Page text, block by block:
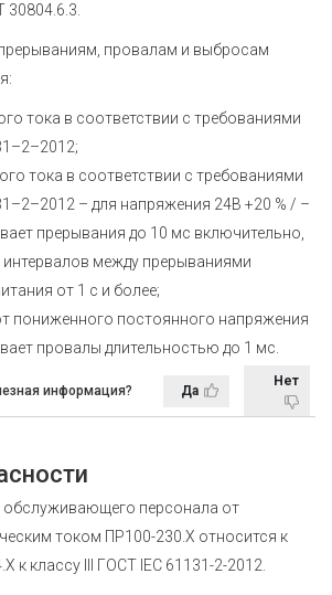
30804.6.3.
провалам и выбросам
тока в соответствии с требованиями
тока в соответствии с требованиями
– для напряжения 24В +20 % / –
прерывания до 10 мс включительно,
интервалов между прерываниями
от 1 с и более;
пониженного постоянного напряжения
провалы длительностью до 1 мс.
информация? Да
Нет
персонала от
током ПР100-230.Х относится к
к классу III
ГОСТ IEC 61131-2-2012.